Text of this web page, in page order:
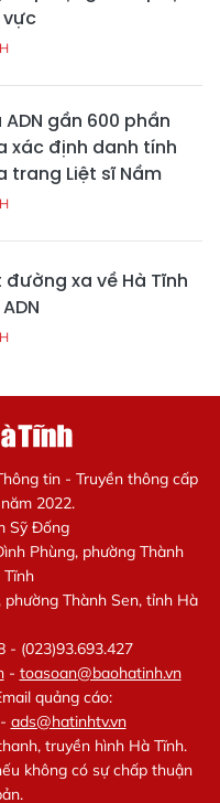
vực
ADN gần 600 phần
xác định danh tính
trang Liệt sĩ Nầm
đường xa về Hà Tĩnh
tin - Truyền thông cấp
2022.
Sỹ Đống
Phùng, phường Thành
Tĩnh
phường Thành Sen, tỉnh Hà
- (023)93.693.427
- toasoan@baohatinh.vn
quảng cáo:
ads@hatinhtv.vn
truyền hình Hà Tĩnh.
không có sự chấp thuận